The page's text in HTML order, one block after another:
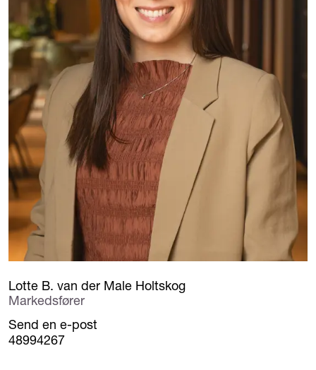
Lotte B. van der Male Holtskog
Markedsfører
Send en e-post
48994267